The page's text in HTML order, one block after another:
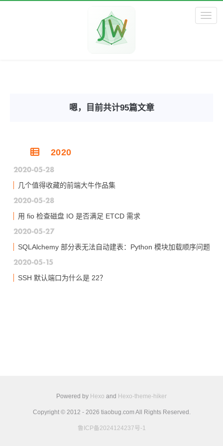
嗯，目前共计95篇文章
2020
2020-05-28
几个值得收藏的前端大牛作品集
2020-05-28
用 fio 检查磁盘 IO 是否满足 ETCD 需求
2020-05-27
SQLAlchemy 部分表无法自动建表：Python 模块加载顺序问题
2020-05-15
SSH 默认端口为什么是 22？
Powered by Hexo and Hexo-theme-hiker
Copyright © 2012 - 2026 tiaobug.com All Rights Reserved.
鲁ICP备2024124237号-1